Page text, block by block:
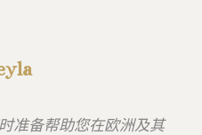
准备帮助您在欧洲及其